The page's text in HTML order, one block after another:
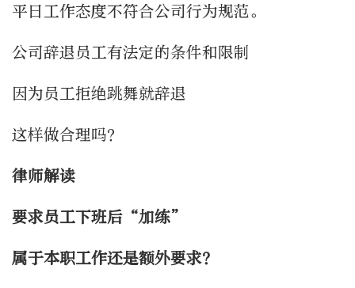
平日工作态度不符合公司行为规范。
公司辞退员工有法定的条件和限制
因为员工拒绝跳舞就辞退
这样做合理吗？
律师解读
要求员工下班后“加练”
属于本职工作还是额外要求？